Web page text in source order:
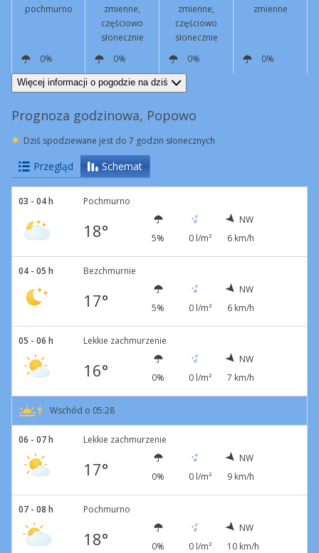
pochmurno
zmienne,
częściowo
słonecznie
zmienne,
częściowo
słonecznie
zmienne
0% 0% 0%
0%
NW
11 km/h NW
14 km/h
Więcej informacji o pogodzie na dziś
Prognoza godzinowa, Popowo
Dziś spodziewane jest do 7 godzin słonecznych
Przegląd Schemat
03 - 04 h Pochmurno
18° 5% 0 l/m²
NW
6 km/h
04 - 05 h Bezchmurnie
17° 5% 0 l/m²
NW
6 km/h
05 - 06 h Lekkie zachmurzenie
16° 0% 0 l/m²
NW
7 km/h
Wschód o 05:28
06 - 07 h Lekkie zachmurzenie
17° 0% 0 l/m²
NW
9 km/h
07 - 08 h Pochmurno
18° 0% 0 l/m²
NW
10 km/h